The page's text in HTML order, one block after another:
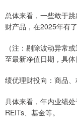
总体来看，一些敢于
财产品，在2025年有
（注：剔除波动异常
至最新净值日期，具体
绩优理财投向：商品
具体来看，年内业绩
REITs、基金等。